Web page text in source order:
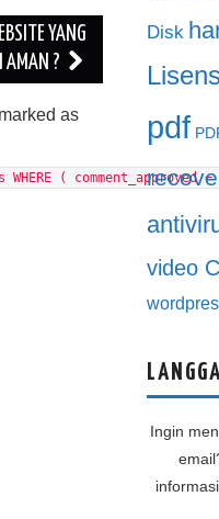
YANG
AMAN ?
as
WHERE (
Disk
pdf
video
Ingin